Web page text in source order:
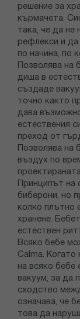
решение за
кърмачета.
така, че да не
рефлекси и да
по начина, по
Позволява на
диша в
създаде
точно както
дава
естествения
преход от
Позволява на
въздух по
Принципът на
биберони, но
колко плътно
хранене.
естествен
Всяко бебе
Calma.
на всяко бебе
вакуум, за да
сходство
означава, че
това да